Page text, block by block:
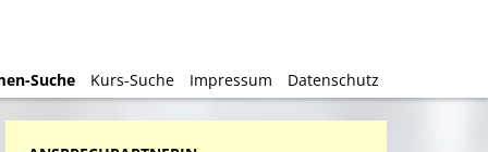
Suche Kurs-Suche Impressum Datenschutz
Suche Kurs-Suche Impressum Datenschutz